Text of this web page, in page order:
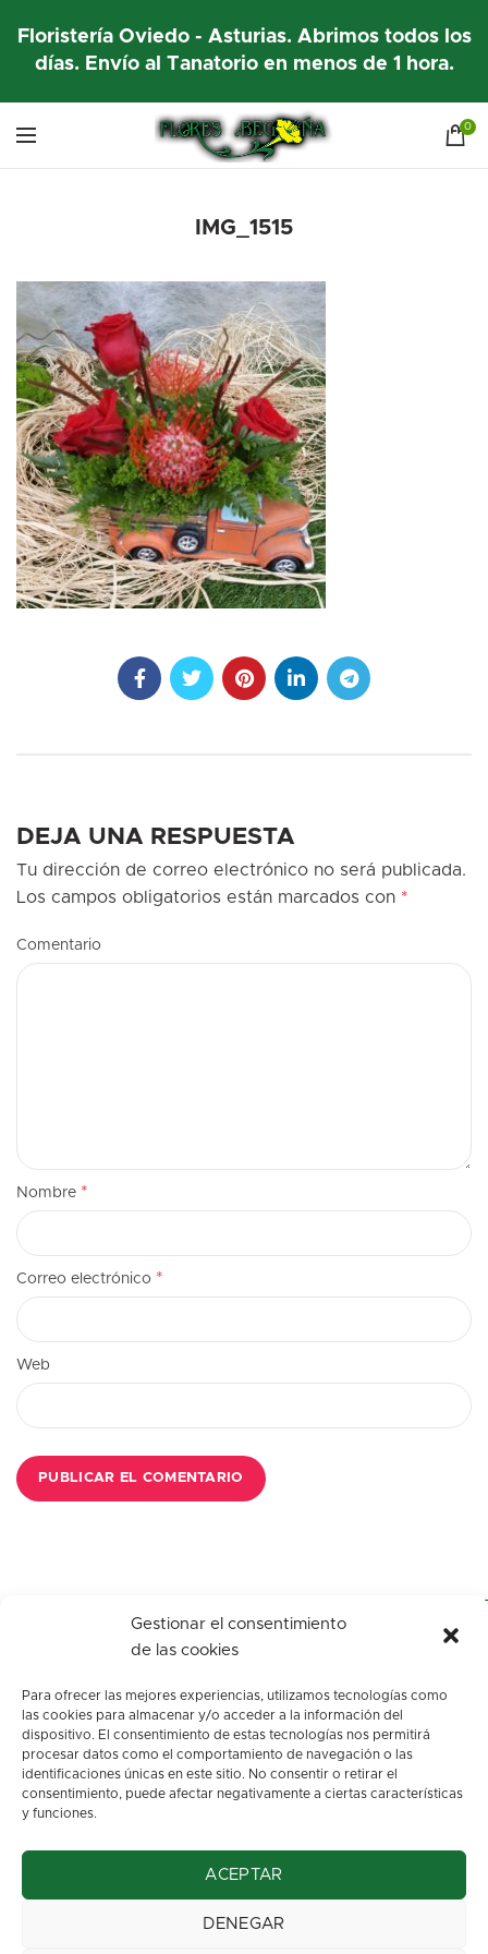
Gestionar el consentimiento
de las cookies
Para ofrecer las mejores experiencias, utilizamos tecnologías como
las cookies para almacenar y/o acceder a la información del
dispositivo. El consentimiento de estas tecnologías nos permitirá
procesar datos como el comportamiento de navegación o las
identificaciones únicas en este sitio. No consentir o retirar el
consentimiento, puede afectar negativamente a ciertas características
y funciones.
ACEPTAR
DENEGAR
Floristería Oviedo - Asturias. Abrimos todos los
días. Envío al Tanatorio en menos de 1 hora.
0
IMG_1515
DEJA UNA RESPUESTA
Tu dirección de correo electrónico no será publicada.
Los campos obligatorios están marcados con *
Comentario
Nombre *
Correo electrónico *
Web
c/ Los arenales, s/n.
Oviedo. Asturias
info@floresbegona.es
Teléfono: 985 22 45 63